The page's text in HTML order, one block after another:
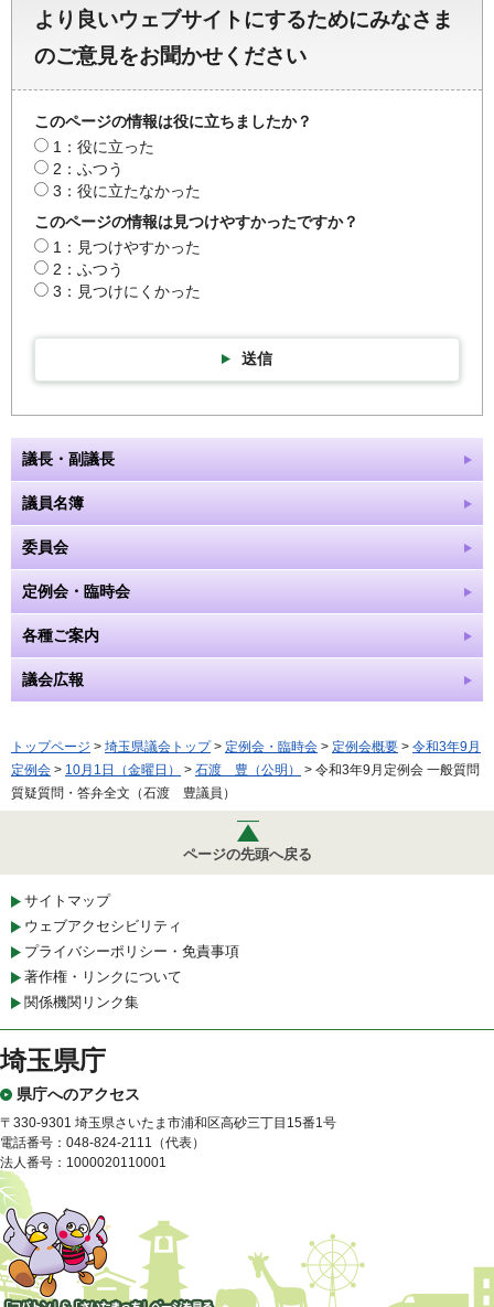
より良いウェブサイトにするためにみなさま
のご意見をお聞かせください
このページの情報は役に立ちましたか？
1：役に立った
2：ふつう
3：役に立たなかった
このページの情報は見つけやすかったですか？
1：見つけやすかった
2：ふつう
3：見つけにくかった
送信
議長・副議長
議員名簿
委員会
定例会・臨時会
各種ご案内
議会広報
トップページ > 埼玉県議会トップ> 定例会・臨時会 > 定例会概要 > 令和3年9月
定例会 > 10月1日（金曜日） > 石渡 豊（公明）
> 令和3年9月定例会 一般質問
質疑質問・答弁全文（石渡 豊議員）
ページの先頭へ戻る
サイトマップ
ウェブアクセシビリティ
プライバシーポリシー・免責事項
著作権・リンクについて
関係機関リンク集
埼玉県庁
県庁へのアクセス
〒330-9301 埼玉県さいたま市浦和区高砂三丁目15番1号
電話番号：048-824-2111（代表）
法人番号：1000020110001